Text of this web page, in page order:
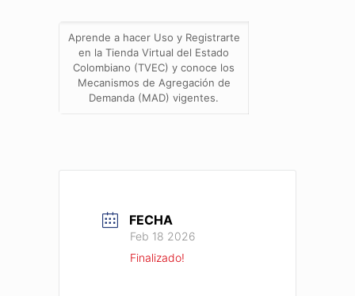
Aprende a hacer Uso y Registrarte
en la Tienda Virtual del Estado
Colombiano (TVEC) y conoce los
Mecanismos de Agregación de
Demanda (MAD) vigentes.
FECHA
Feb 18 2026
Finalizado!